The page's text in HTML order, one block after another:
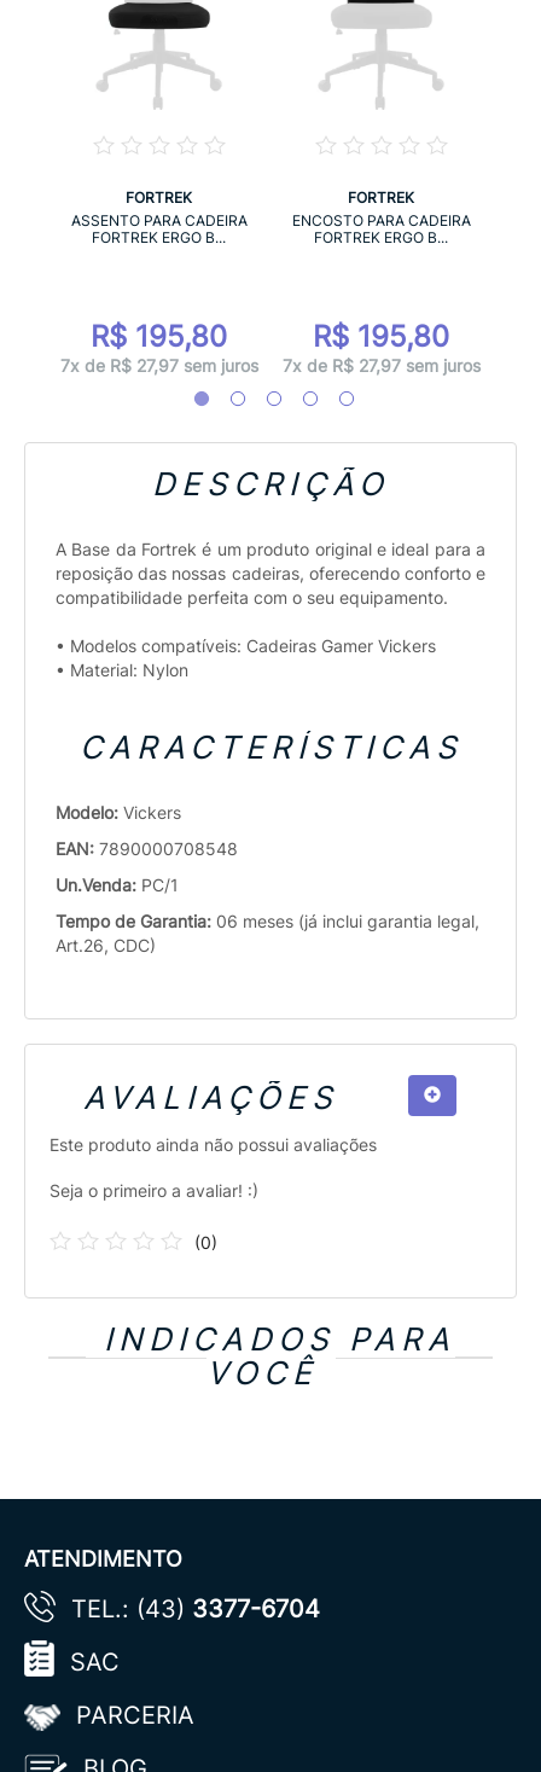
FORTREK
ASSENTO PARA CADEIRA
FORTREK ERGO B...
R$ 195,80
7x de R$ 27,97 sem juros
FORTREK
ENCOSTO PARA CADEIRA
FORTREK ERGO B...
R$ 195,80
7x de R$ 27,97 sem juros
DESCRIÇÃO
A Base da Fortrek é um produto original e ideal para a
reposição das nossas cadeiras, oferecendo conforto e
compatibilidade perfeita com o seu equipamento.
• Modelos compatíveis: Cadeiras Gamer Vickers
• Material: Nylon
CARACTERÍSTICAS
Modelo: Vickers
EAN: 7890000708548
Un.Venda: PC/1
Tempo de Garantia: 06 meses (já inclui garantia legal,
Art.26, CDC)
AVALIAÇÕES
Este produto ainda não possui avaliações
Seja o primeiro a avaliar! :)
(0)
INDICADOS PARA
VOCÊ
ATENDIMENTO
TEL.: (43) 3377-6704
SAC
PARCERIA